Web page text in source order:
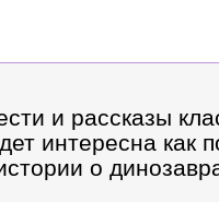
и рассказы
интересна как
о